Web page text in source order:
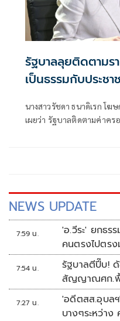
รัฐบาลลุยติดตามร
เป็นธรรมกับประชา
นางสาวรัชดา ธนาดิเรก โ
เผยว่า รัฐบาลติดตามค่าค
NEWS UPDATE
7:59 น.
'อ.วีระ' ยกธรรม
คนตรงไปตร
7:54 น.
รัฐบาลตีปี๊บ!
สัญญาณศก.
7:27 น.
'อดีตสส.อุบลฯ' กระตุก
บางๆระหว่า